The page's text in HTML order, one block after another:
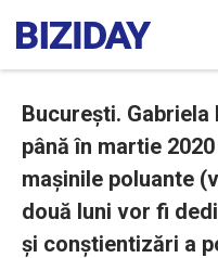
București. Gabriela
până în martie
mașinile poluante
două luni vor fi
și conștientizări a